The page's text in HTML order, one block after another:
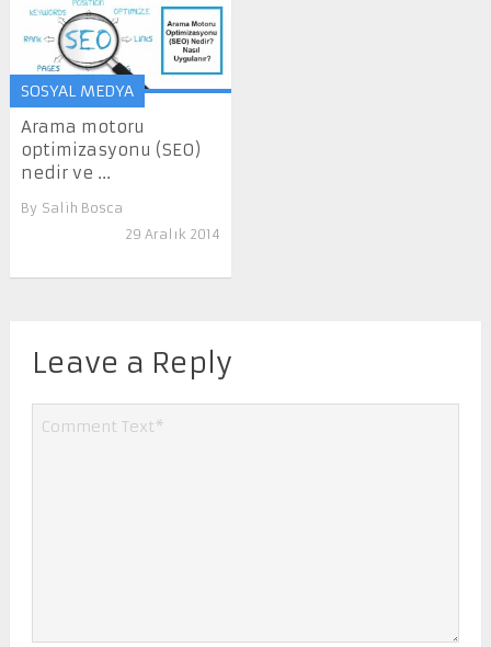
SOSYAL MEDYA
Arama motoru
optimizasyonu (SEO)
nedir ve ...
By Salih Bosca
29 Aralık 2014
Leave a Reply